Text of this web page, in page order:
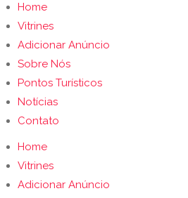
Home
Vitrines
Adicionar Anúncio
Sobre Nós
Pontos Turísticos
Notícias
Contato
Home
Vitrines
Adicionar Anúncio